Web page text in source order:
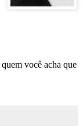
você acha que